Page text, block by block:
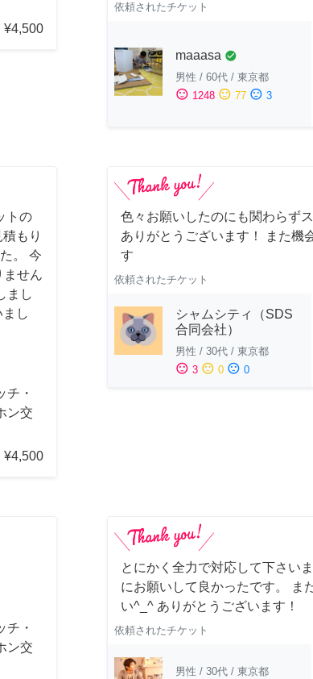
¥4,500
依頼されたチケット
maaasa check_circle
男性 / 60代 / 東京都
sentiment_satisfied 1248 sentiment_neutral 77 sentiment_dissatisfied 3
トの
もり
。 今
ません
まし
し
チ・
ン交
¥4,500
色々お願いしたのにも関わらず
ありがとうございます！ また機
す
依頼されたチケット
シャムシティ（SDS
合同会社）
男性 / 30代 / 東京都
sentiment_satisfied 3 sentiment_neutral 0 sentiment_dissatisfied 0
チ・
ン交
とにかく全力で対応して下さい
にお願いして良かったです。 ま
い^_^ ありがとうございます！
依頼されたチケット
男性 / 30代 / 東京都